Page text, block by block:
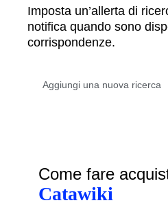
Imposta un’allerta di
notifica quando sono
corrispondenze.
Come fare
Catawiki